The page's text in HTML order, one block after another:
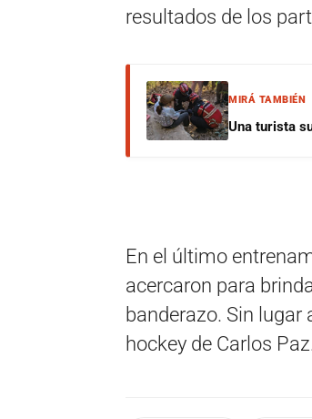
resultados de los
MIRÁ TAMBIÉN
Una turista
En el último
acercaron para
banderazo. Sin
hockey de Carlos